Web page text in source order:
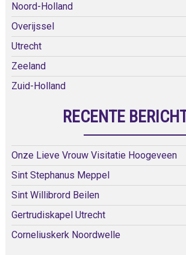
Noord-Holland
Overijssel
Utrecht
Zeeland
Zuid-Holland
RECENTE
Onze Lieve Vrouw Visitatie Hoogeveen
Sint Stephanus Meppel
Sint Willibrord Beilen
Gertrudiskapel Utrecht
Corneliuskerk Noordwelle